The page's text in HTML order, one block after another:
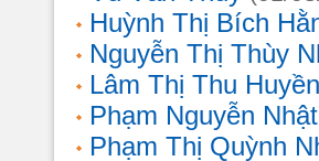
Huỳnh Thị Bích
Nguyễn Thị Thùy
Lâm Thị Thu Huyền
Phạm Nguyễn
Phạm Thị Quỳnh